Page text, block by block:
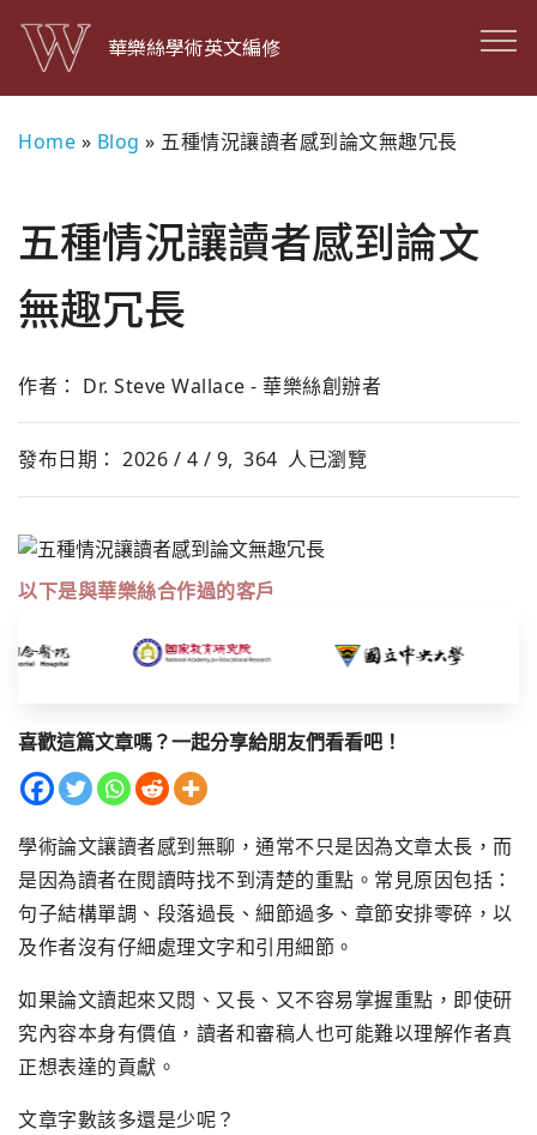
華樂絲學術英文編修
Home » Blog » 五種情況讓讀者感到論文無趣冗長
五種情況讓讀者感到論文
無趣冗長
作者： Dr. Steve Wallace - 華樂絲創辦者
發布日期： 2026 / 4 / 9, 364 人已瀏覽
以下是與華樂絲合作過的客戶
喜歡這篇文章嗎？一起分享給朋友們看看吧！
學術論文讓讀者感到無聊，通常不只是因為文章太長，而
是因為讀者在閱讀時找不到清楚的重點。常見原因包括：
句子結構單調、段落過長、細節過多、章節安排零碎，以
及作者沒有仔細處理文字和引用細節。
如果論文讀起來又悶、又長、又不容易掌握重點，即使研
究內容本身有價值，讀者和審稿人也可能難以理解作者真
正想表達的貢獻。
文章字數該多還是少呢？